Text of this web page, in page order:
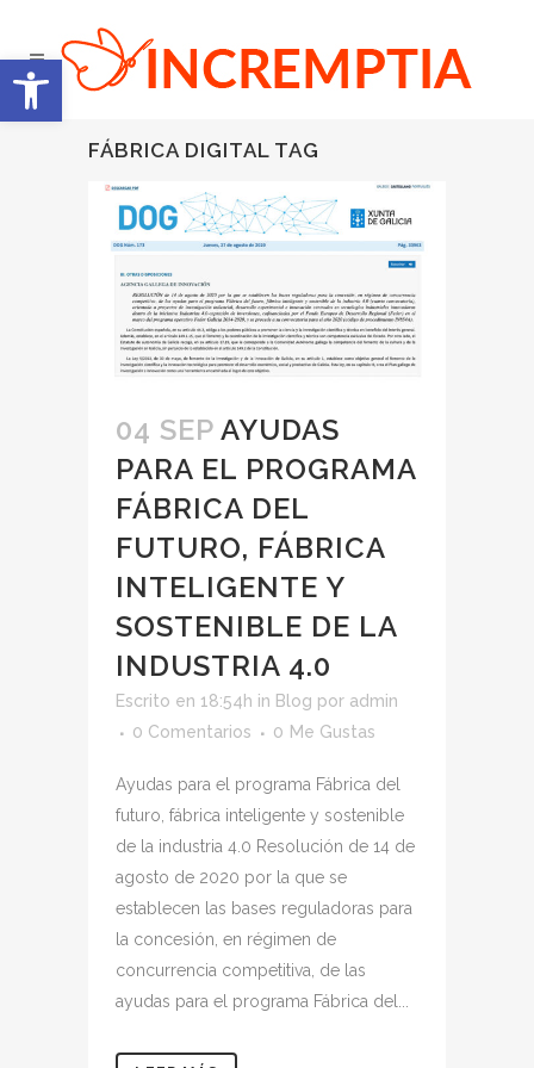
Abrir barra de herramientas
FÁBRICA DIGITAL TAG
04 SEP AYUDAS
PARA EL PROGRAMA
FÁBRICA DEL
FUTURO, FÁBRICA
INTELIGENTE Y
SOSTENIBLE DE LA
INDUSTRIA 4.0
Escrito en 18:54h in Blog por admin
0 Comentarios
0 Me Gustas
Ayudas para el programa Fábrica del
futuro, fábrica inteligente y sostenible
de la industria 4.0 Resolución de 14 de
agosto de 2020 por la que se
establecen las bases reguladoras para
la concesión, en régimen de
concurrencia competitiva, de las
ayudas para el programa Fábrica del...